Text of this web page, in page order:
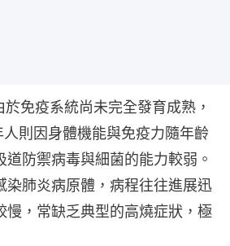
免疫系統尚未完全發育成熟，
則因身體機能與免疫力隨年齡
防禦病毒與細菌的能力較弱。
染肺炎病原體，病程往往進展迅
慢，常缺乏典型的高燒症狀，極